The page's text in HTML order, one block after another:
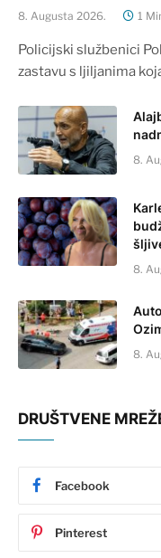
8. Augusta 2026. 1
Policijski službenici
zastavu s ljiljanima
8.
8.
8.
DRUŠTVENE
Facebook
Pinterest